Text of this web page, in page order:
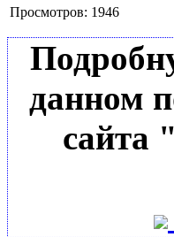
Просмотров: 1946
данном
сайта